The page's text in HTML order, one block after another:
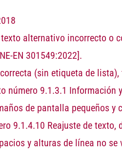
alternativo incorrecto o
EN 301549:2022].
(sin etiqueta de
número 9.1.3.1 Información
de pantalla pequeños
9.1.4.10 Reajuste de texto,
y alturas de línea no